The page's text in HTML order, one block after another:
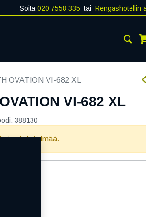
Soita 020 7558 335 tai Rengashotellin
OVATION VI-682 XL
VI-682 XL
388130
yhdistelmää.